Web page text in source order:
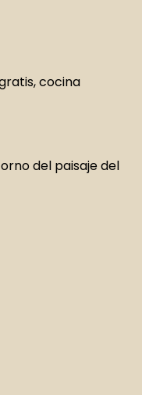
cocina
del paisaje del